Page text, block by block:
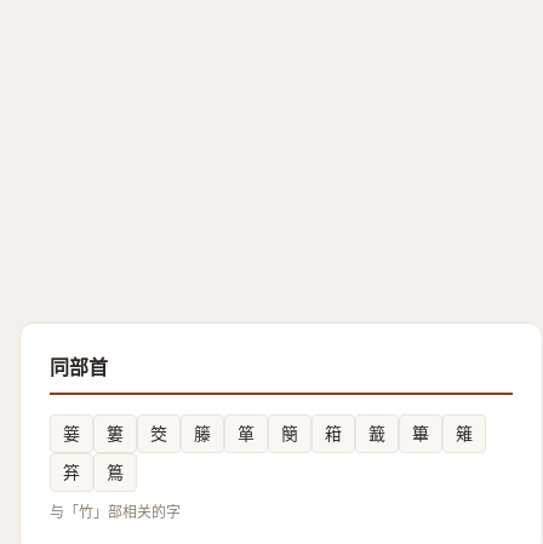
同部首
䈉 簍 筊 籐 箪 簢 䈤 籖 篳
䉜
笲
䉆
与「竹」部相关的字